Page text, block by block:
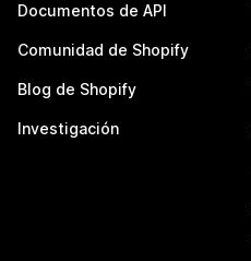
Documentos de API
Comunidad de Shopify
Blog de Shopify
Investigación